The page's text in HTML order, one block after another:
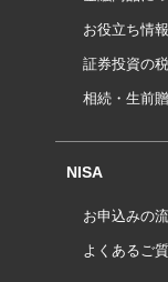
お役立ち情報
証券投資の
相続・生前
NISA
お申込みの
よくあるご